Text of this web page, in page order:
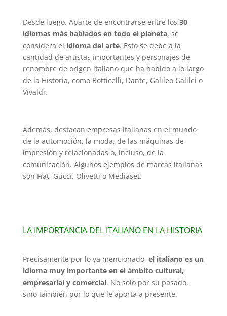
Desde luego. Aparte de encontrarse entre los 30
idiomas más hablados en todo el planeta, se
considera el idioma del arte. Esto se debe a la
cantidad de artistas importantes y personajes de
renombre de origen italiano que ha habido a lo largo
de la Historia, como Botticelli, Dante, Galileo Galilei o
Vivaldi.
Además, destacan empresas italianas en el mundo
de la automoción, la moda, de las máquinas de
impresión y relacionadas o, incluso, de la
comunicación. Algunos ejemplos de marcas italianas
son Fiat, Gucci, Olivetti o Mediaset.
LA IMPORTANCIA DEL ITALIANO EN LA HISTORIA
Precisamente por lo ya mencionado, el italiano es un
idioma muy importante en el ámbito cultural,
empresarial y comercial. No solo por su pasado,
sino también por lo que le aporta a presente.